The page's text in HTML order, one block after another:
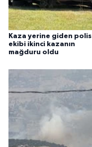
Kaza yerine giden polis
ekibi ikinci kazanın
mağduru oldu